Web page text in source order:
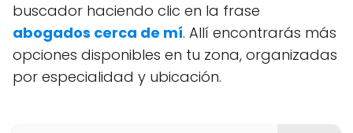
buscador haciendo clic en la frase
abogados cerca de mí. Allí encontrarás más
opciones disponibles en tu zona, organizadas
por especialidad y ubicación.